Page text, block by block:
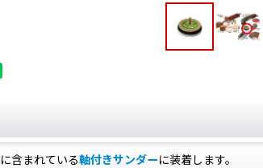
に含まれている軸付きサンダーに装着します。